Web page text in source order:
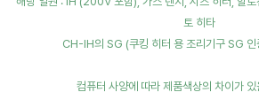
토 히타
CH-IH의 SG (쿠킹 히터 용 조리기구 SG 인
컴퓨터 사양에 따라 제품색상의 차이가